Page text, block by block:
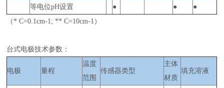
等电位pH设置
● ●
●
（* C=0.1cm-1; ** C=10cm-1）
台式电极技术参数：
电极 量程
温度
范围
传感器类型
主体
材质
填充溶液